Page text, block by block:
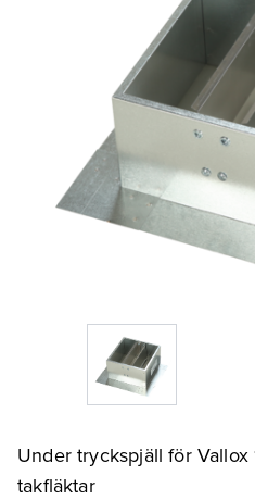
Under tryckspjäll för Vallox
takfläktar